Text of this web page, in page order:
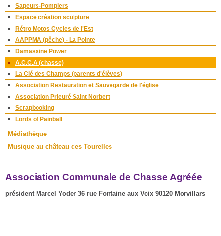
Sapeurs-Pompiers
Espace création sculpture
Rétro Motos Cycles de l'Est
AAPPMA (pêche) - La Pointe
Damassine Power
A.C.C.A (chasse)
La Clé des Champs (parents d'élèves)
Association Restauration et Sauvegarde de l'église
Association Prieuré Saint Norbert
Scrapbooking
Lords of Painball
Médiathèque
Musique au château des Tourelles
Association Communale de Chasse Agréée
président Marcel Yoder 36 rue Fontaine aux Voix 90120 Morvillars